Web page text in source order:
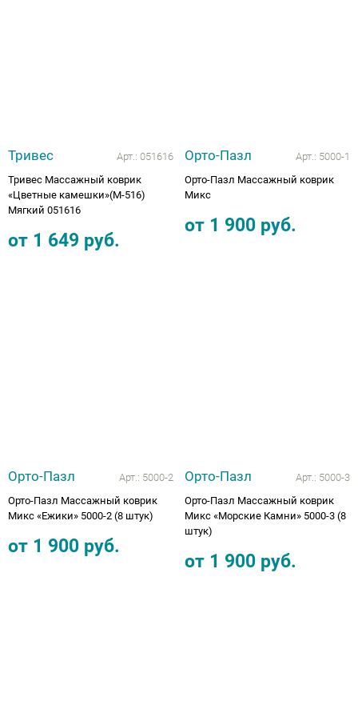
Тривес Арт.: 051616
Тривес Массажный коврик
«Цветные камешки»(М-516)
Мягкий 051616
от 1 649 руб.
Орто-Пазл Арт.: 5000-1
Орто-Пазл Массажный коврик
Микс
от 1 900 руб.
Орто-Пазл Арт.: 5000-2
Орто-Пазл Массажный коврик
Микс «Ежики» 5000-2 (8 штук)
от 1 900 руб.
Орто-Пазл Арт.: 5000-3
Орто-Пазл Массажный коврик
Микс «Морские Камни» 5000-3 (8
штук)
от 1 900 руб.
ОПОРЫ, ВЕРТИКАЛИЗАТОРЫ, Оборудование
для ЛФК
Одежда ортопедическая (адаптивная) для
инвалидов